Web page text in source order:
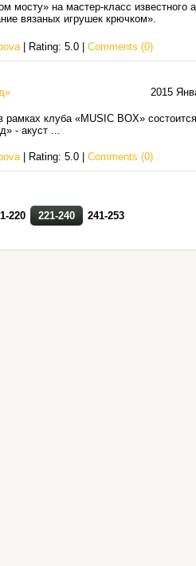
на мастер-класс известного
вязаных игрушек крючком».
| Rating: 5.0 | Comments (0)
2015
клуба «MUSIC BOX»
- акуст ...
| Rating: 5.0 | Comments (0)
220 221-240 241-253